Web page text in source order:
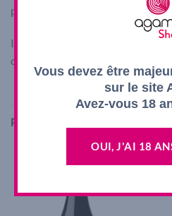
peut se consommer tout au long
Il accompagnera les plateaux de
copains !
PRODUITS SIMILAIRES
wishlist
Vous devez être
sur le site
Avez-vous 18
OUI, J'AI 18